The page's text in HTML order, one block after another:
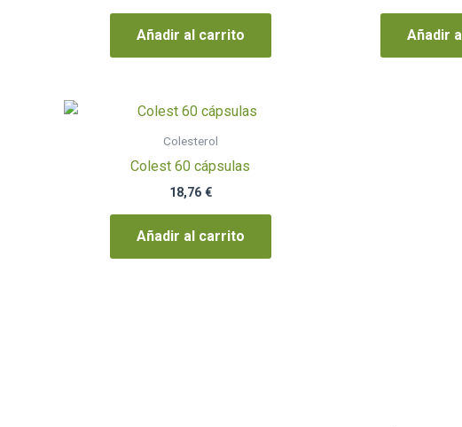
Añadir al carrito Añadir
Colesterol
Colest 60 cápsulas
18,76 €
Añadir al carrito